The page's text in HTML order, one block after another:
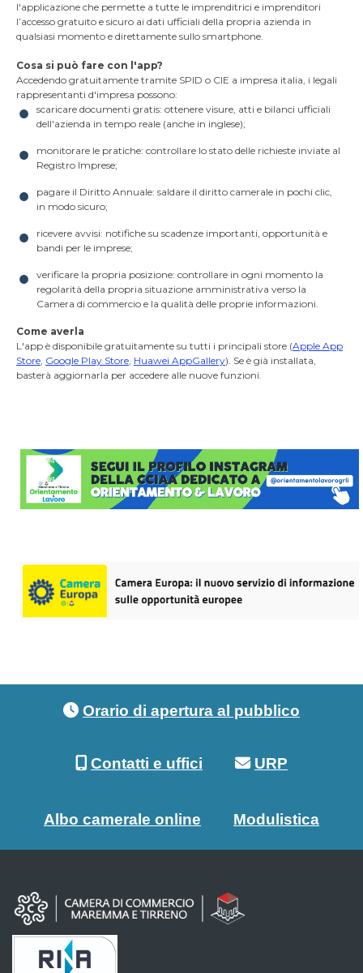
l'applicazione che permette a tutte le imprenditrici e imprenditori
l’accesso gratuito e sicuro ai dati ufficiali della propria azienda in
qualsiasi momento e direttamente sullo smartphone.
Cosa si può fare con l'app?
Accedendo gratuitamente tramite SPID o CIE a impresa italia, i legali
rappresentanti d'impresa possono:
scaricare documenti gratis: ottenere visure, atti e bilanci ufficiali
dell'azienda in tempo reale (anche in inglese);
monitorare le pratiche: controllare lo stato delle richieste inviate al
Registro Imprese;
pagare il Diritto Annuale: saldare il diritto camerale in pochi clic,
in modo sicuro;
ricevere avvisi: notifiche su scadenze importanti, opportunità e
bandi per le imprese;
verificare la propria posizione: controllare in ogni momento la
regolarità della propria situazione amministrativa verso la
Camera di commercio e la qualità delle proprie informazioni.
Come averla
L'app è disponibile gratuitamente su tutti i principali store (Apple App
Store, Google Play Store, Huawei AppGallery). Se è già installata,
basterà aggiornarla per accedere alle nuove funzioni.
Orario di apertura al pubblico
Contatti e uffici URP
Albo camerale online Modulistica